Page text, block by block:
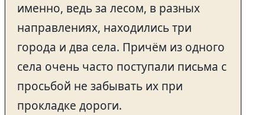
именно, ведь за лесом, в разных
направлениях, находились три
города и два села. Причём из одного
села очень часто поступали письма с
просьбой не забывать их при
прокладке дороги.